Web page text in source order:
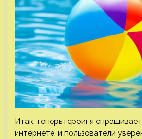
Итак, теперь героиня
интернете, и пользователи